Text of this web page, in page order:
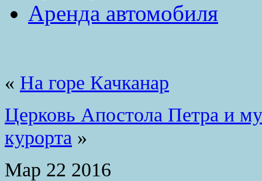
Аренда автомобиля
« На горе Качканар
Церковь Апостола Петра и
курорта »
Мар 22 2016